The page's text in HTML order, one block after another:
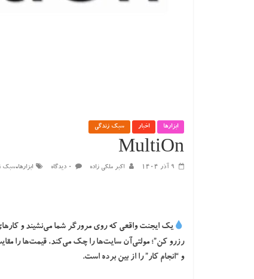
ابزارها اخبار سبک زندگی
MultiOn
۹ آذر ۱۴۰۴ اکبر ملکی زاده ۰ دیدگاه ابزارها،سبک
یک ایجنت واقعی که روی مرورگر شما می‌نشیند و کارهای
رزرو کن”؛ مولتی‌آن سایت‌ها را چک می‌کند، قیمت‌ها را
و “انجام کار” را از بین برده است.